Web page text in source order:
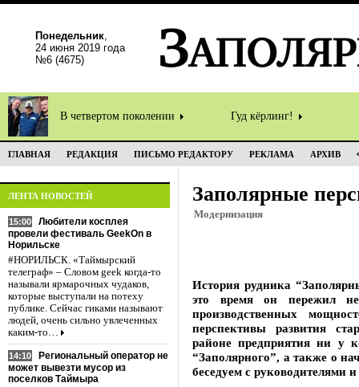
Понедельник,
24 июня 2019 года
№6 (4675)
В четвертом поколении Гуд кёрлинг!
ГЛАВНАЯ РЕДАКЦИЯ ПИСЬМО РЕДАКТОРУ РЕКЛАМА АРХИВ
ЛЕНТА НОВОСТЕЙ
15:00
Любители косплея
провели фестиваль GeekOn в
Норильске
#НОРИЛЬСК. «Таймырский
телеграф» – Словом geek когда-то
называли ярмарочных чудаков,
которые выступали на потеху
публике. Сейчас гиками называют
людей, очень сильно увлеченных
каким-то…
14:10
Региональный оператор не
может вывезти мусор из
поселков Таймыра
Заполярные
Модернизация
История рудника
это время он пережил
производственных
перспективы развития
районе предприятия ни у
“Заполярного”, а также о
беседуем с руководителями